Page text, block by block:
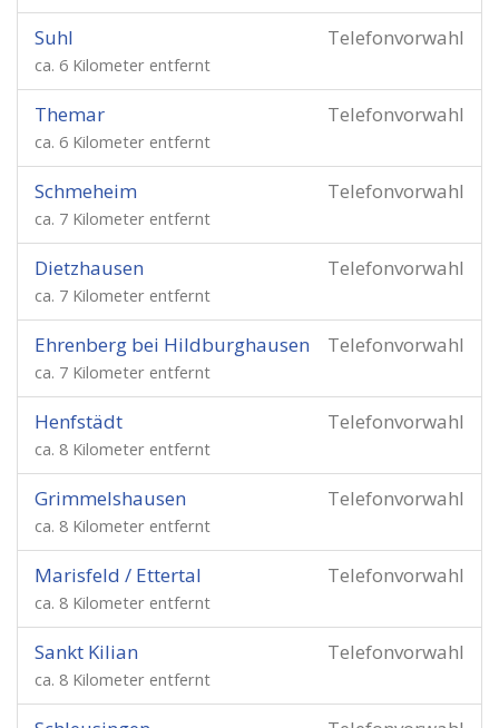
Telefonvorwahl
Suhl
ca. 6 Kilometer entfernt
Telefonvorwahl
Themar
ca. 6 Kilometer entfernt
Telefonvorwahl
Schmeheim
ca. 7 Kilometer entfernt
Telefonvorwahl
Dietzhausen
ca. 7 Kilometer entfernt
Telefonvorwahl
Ehrenberg bei Hildburghausen
ca. 7 Kilometer entfernt
Telefonvorwahl
Henfstädt
ca. 8 Kilometer entfernt
Telefonvorwahl
Grimmelshausen
ca. 8 Kilometer entfernt
Telefonvorwahl
Marisfeld / Ettertal
ca. 8 Kilometer entfernt
Telefonvorwahl
Sankt Kilian
ca. 8 Kilometer entfernt